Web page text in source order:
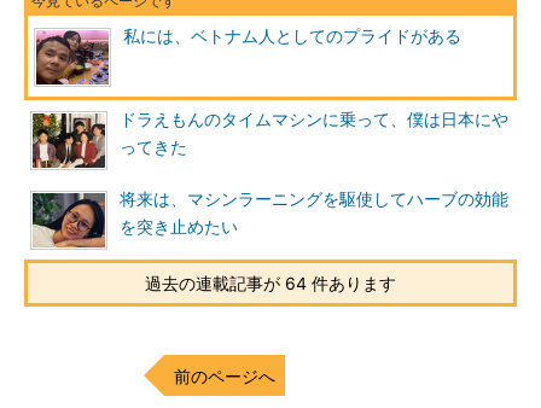
私には、ベトナム人としてのプライドがある
ドラえもんのタイムマシンに乗って、僕は日本にや
ってきた
将来は、マシンラーニングを駆使してハーブの効能
を突き止めたい
過去の連載記事が 64 件あります
前のページへ